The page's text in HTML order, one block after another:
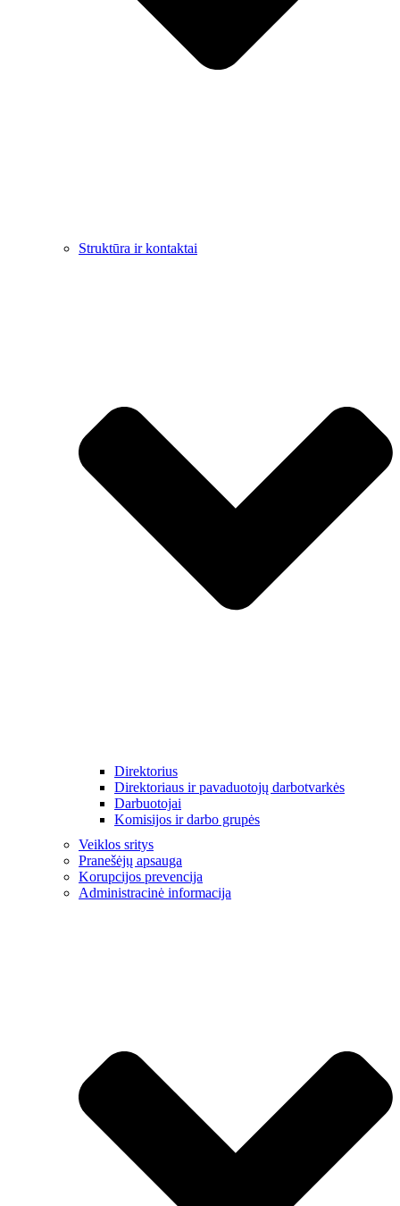
Struktūra ir kontaktai
Direktorius
Direktoriaus ir pavaduotojų darbotvarkės
Darbuotojai
Komisijos ir darbo grupės
Veiklos sritys
Pranešėjų apsauga
Korupcijos prevencija
Administracinė informacija